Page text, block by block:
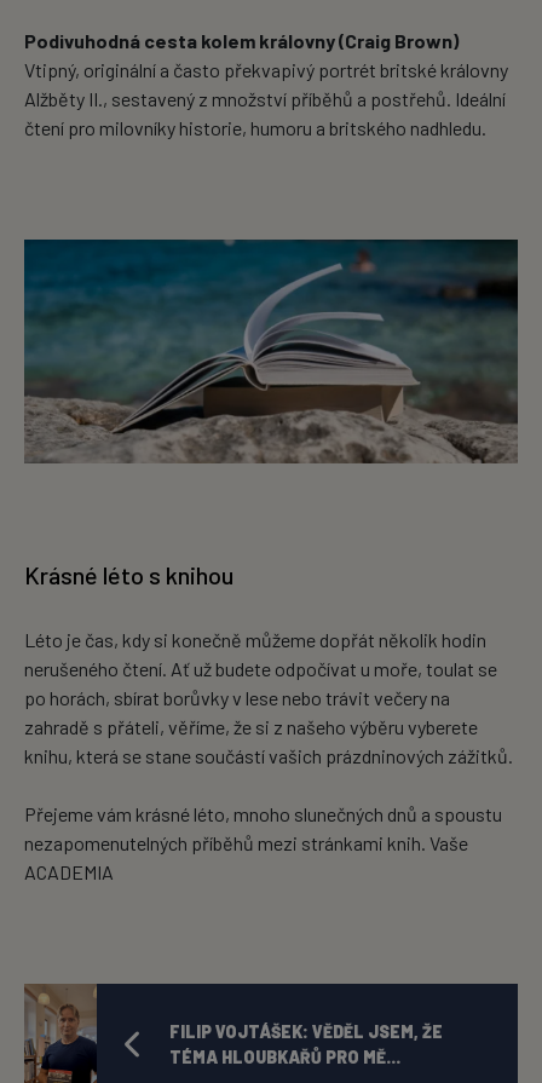
Podivuhodná cesta kolem královny (Craig Brown)
Vtipný, originální a často překvapivý portrét britské královny
Alžběty II., sestavený z množství příběhů a postřehů. Ideální
čtení pro milovníky historie, humoru a britského nadhledu.
Krásné léto s knihou
Léto je čas, kdy si konečně můžeme dopřát několik hodin
nerušeného čtení. Ať už budete odpočívat u moře, toulat se
po horách, sbírat borůvky v lese nebo trávit večery na
zahradě s přáteli, věříme, že si z našeho výběru vyberete
knihu, která se stane součástí vašich prázdninových zážitků.
Přejeme vám krásné léto, mnoho slunečných dnů a spoustu
nezapomenutelných příběhů mezi stránkami knih. Vaše
ACADEMIA
FILIP VOJTÁŠEK: VĚDĚL JSEM, ŽE
TÉMA HLOUBKAŘŮ PRO MĚ...